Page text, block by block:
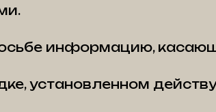
информацию,
установленном